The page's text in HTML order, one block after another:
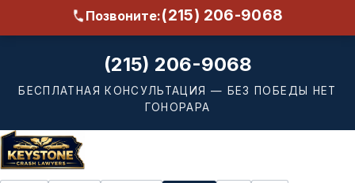
Позвоните:(215) 206-9068
(215) 206-9068
БЕСПЛАТНАЯ КОНСУЛЬТАЦИЯ — БЕЗ ПОБЕДЫ НЕТ
ГОНОРАРА